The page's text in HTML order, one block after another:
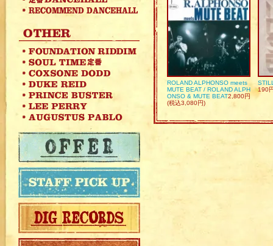
ROLAND ALPHONSO meets
MUTE BEAT / ROLAND ALPH
ONSO & MUTE BEAT2,800円
(税込3,080円)
190